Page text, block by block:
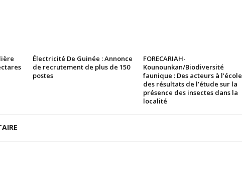
Électricité De Guinée : Annonce
de recrutement de plus de 150
postes
FORECARIAH-
Kounounkan/Biodiversité
faunique : Des acteurs à l’école
des résultats de l’étude sur la
présence des insectes dans la
localité